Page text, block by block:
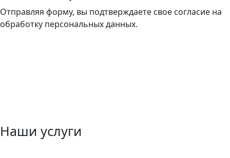
Отправляя форму, вы подтверждаете свое согласие на
обработку персональных данных.
Наши услуги